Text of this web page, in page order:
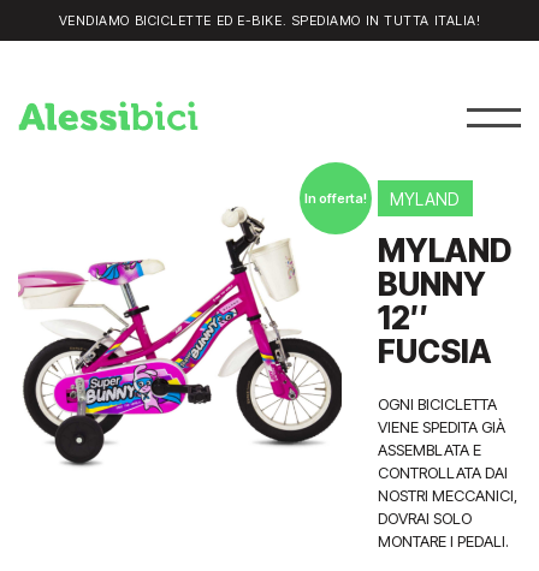
VENDIAMO BICICLETTE ED E-BIKE. SPEDIAMO IN TUTTA ITALIA!
In offerta! MYLAND
MYLAND
BUNNY
12″
FUCSIA
OGNI BICICLETTA
VIENE SPEDITA GIÀ
ASSEMBLATA E
CONTROLLATA DAI
NOSTRI MECCANICI,
DOVRAI SOLO
MONTARE I PEDALI.